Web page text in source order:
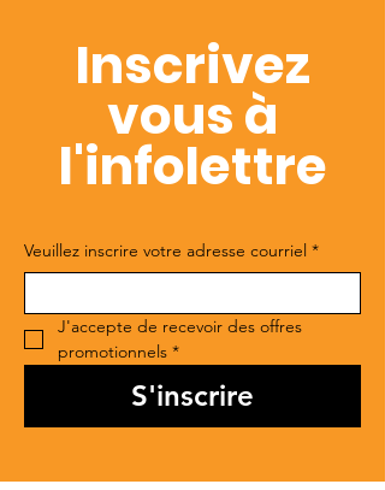
Inscrivez
vous à
l'infolettre
Veuillez inscrire votre adresse courriel *
J'accepte de recevoir des offres
promotionnels *
S'inscrire